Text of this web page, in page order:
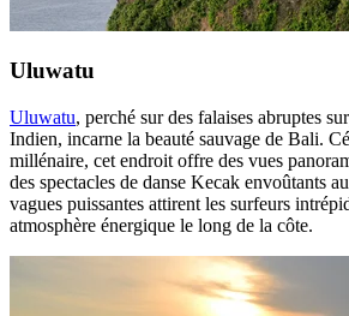
Uluwatu
Uluwatu, perché sur des falaises abruptes
Indien, incarne la beauté sauvage de Bali.
millénaire, cet endroit offre des vues
des spectacles de danse Kecak envoûtants
vagues puissantes attirent les surfeurs
atmosphère énergique le long de la côte.